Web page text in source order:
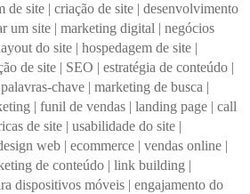
de site | criação de site | desenvolvimento
um site | marketing digital | negócios
do site | hospedagem de site |
de site | SEO | estratégia de conteúdo |
palavras-chave | marketing de busca |
| funil de vendas | landing page | call
de site | usabilidade do site |
web | ecommerce | vendas online |
de conteúdo | link building |
dispositivos móveis | engajamento do